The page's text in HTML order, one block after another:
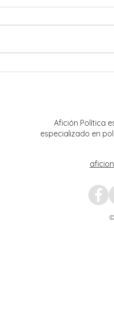
Afición Política
especializado en